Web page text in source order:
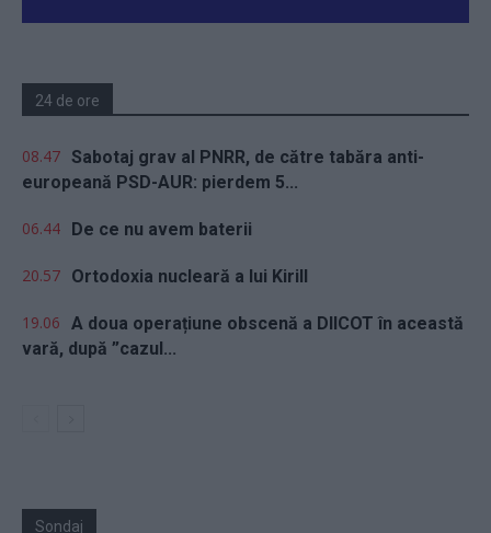
24 de ore
08.47 Sabotaj grav al PNRR, de către tabăra anti-
europeană PSD-AUR: pierdem 5...
06.44 De ce nu avem baterii
20.57 Ortodoxia nucleară a lui Kirill
19.06 A doua operațiune obscenă a DIICOT în această
vară, după ”cazul...
Sondaj